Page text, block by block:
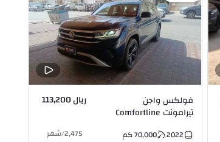
فولكس واجن
تيرامونت Comfortline
ريال 113,200
2022
70,000كم 2,475
/شهر